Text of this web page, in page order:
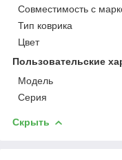
Совместимость с
Тип коврика
Цвет
Пользовательские
Модель
Серия
Скрыть